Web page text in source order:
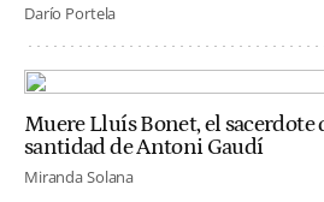
Darío Portela
Muere Lluís Bonet, el sacerdote
santidad de Antoni Gaudí
Miranda Solana